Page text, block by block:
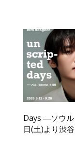
Days ―ソウル
日(土)より渋